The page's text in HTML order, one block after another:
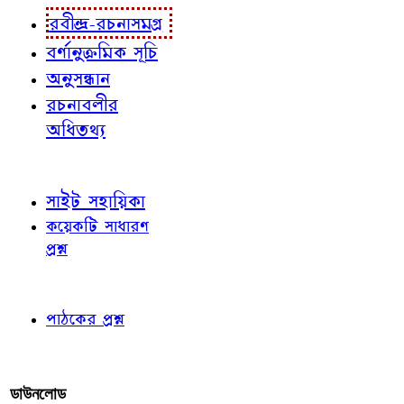
রবীন্দ্র-রচনাসমগ্র
বর্ণানুক্রমিক সূচি
অনুসন্ধান
রচনাবলীর
অধিতথ্য
সাইট সহায়িকা
কয়েকটি সাধারণ
প্রশ্ন
পাঠকের প্রশ্ন
ডাউনলোড